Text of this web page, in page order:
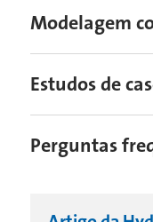
Modelagem
Estudos de
Perguntas